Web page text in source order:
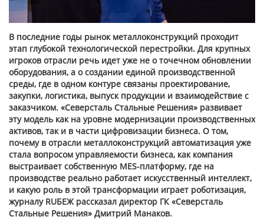
В последние годы рынок металлоконструкций проходит
этап глубокой технологической перестройки. Для крупных
игроков отрасли речь идет уже не о точечном обновлении
оборудования, а о создании единой производственной
среды, где в одном контуре связаны проектирование,
закупки, логистика, выпуск продукции и взаимодействие с
заказчиком. «Северсталь Стальные Решения» развивает
эту модель как на уровне модернизации производственных
активов, так и в части цифровизации бизнеса. О том,
почему в отрасли металлоконструкций автоматизация уже
стала вопросом управляемости бизнеса, как компания
выстраивает собственную MES-платформу, где на
производстве реально работает искусственный интеллект,
и какую роль в этой трансформации играет роботизация,
журналу RUБЕЖ рассказал директор ГК «Северсталь
Стальные Решения» Дмитрий Манаков.